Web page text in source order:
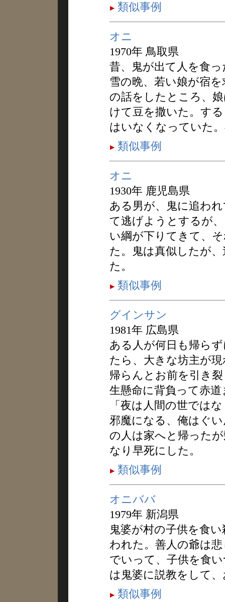
類似事例
オニ
1970年 鳥取県
昔、鬼が出て人を食
雪の晩、若い娘が宿
の話をしたところ、
けて豆を撒いた。す
はいなくなっていた
類似事例
オニ
1930年 鹿児島県
ある男が、鬼に追わ
て逃げようとするが
い綱が下りてきて、
た。鬼は真似したが
た。
類似事例
グインサン
1981年 広島県
ある人が何日も帰ら
たら、大きな坊主が
帰らんとお前を引き
生懸命に背負って赤
「夜は人間の世では
邪魔になる、俺はぐ
の人は家へと帰った
なり早死にした。
類似事例
オニババ
1979年 新潟県
鬼婆が村の子供を食
われた。善人の爺は
でいって、子供を食
は鬼婆に説教をして
類似事例